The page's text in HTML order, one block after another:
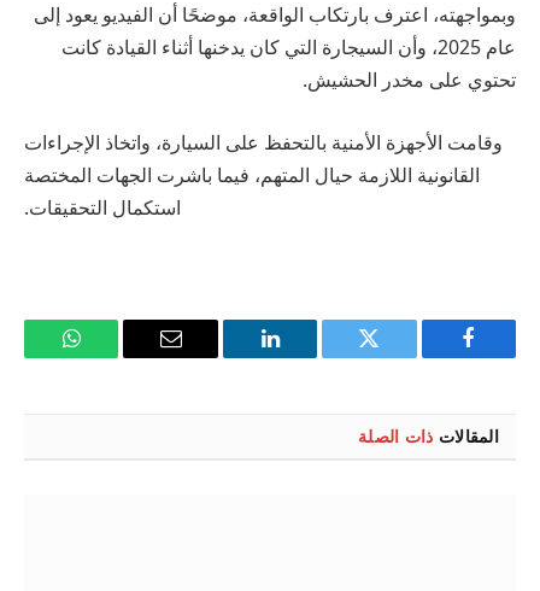
وبمواجهته، اعترف بارتكاب الواقعة، موضحًا أن الفيديو يعود إلى
عام 2025، وأن السيجارة التي كان يدخنها أثناء القيادة كانت
تحتوي على مخدر الحشيش.
وقامت الأجهزة الأمنية بالتحفظ على السيارة، واتخاذ الإجراءات
القانونية اللازمة حيال المتهم، فيما باشرت الجهات المختصة
استكمال التحقيقات.
فيسبوك تويتر لينكدإن
البريد
واتساب
المقالات ذات الصلة